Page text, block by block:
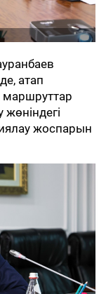
атап
маршруттар
жоспарын